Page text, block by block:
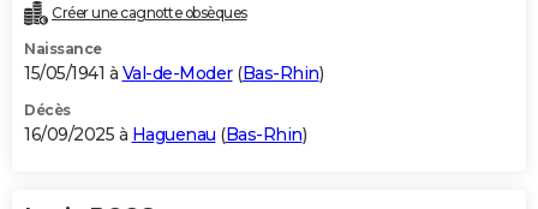
Créer une cagnotte obsèques
Naissance
15/05/1941 à Val-de-Moder(Bas-Rhin)
Décès
16/09/2025 à Haguenau (Bas-Rhin)